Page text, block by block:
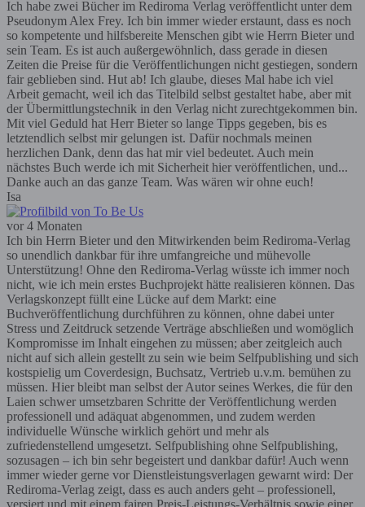
Ich habe zwei Bücher im Rediroma Verlag veröffentlicht unter dem
Pseudonym Alex Frey. Ich bin immer wieder erstaunt, dass es noch
so kompetente und hilfsbereite Menschen gibt wie Herrn Bieter und
sein Team. Es ist auch außergewöhnlich, dass gerade in diesen
Zeiten die Preise für die Veröffentlichungen nicht gestiegen, sondern
fair geblieben sind. Hut ab! Ich glaube, dieses Mal habe ich viel
Arbeit gemacht, weil ich das Titelbild selbst gestaltet habe, aber mit
der Übermittlungstechnik in den Verlag nicht zurechtgekommen bin.
Mit viel Geduld hat Herr Bieter so lange Tipps gegeben, bis es
letztendlich selbst mir gelungen ist. Dafür nochmals meinen
herzlichen Dank, denn das hat mir viel bedeutet. Auch mein
nächstes Buch werde ich mit Sicherheit hier veröffentlichen, und...
Danke auch an das ganze Team. Was wären wir ohne euch!
Isa
vor 4 Monaten
Ich bin Herrn Bieter und den Mitwirkenden beim Rediroma-Verlag
so unendlich dankbar für ihre umfangreiche und mühevolle
Unterstützung! Ohne den Rediroma-Verlag wüsste ich immer noch
nicht, wie ich mein erstes Buchprojekt hätte realisieren können. Das
Verlagskonzept füllt eine Lücke auf dem Markt: eine
Buchveröffentlichung durchführen zu können, ohne dabei unter
Stress und Zeitdruck setzende Verträge abschließen und womöglich
Kompromisse im Inhalt eingehen zu müssen; aber zeitgleich auch
nicht auf sich allein gestellt zu sein wie beim Selfpublishing und sich
kostspielig um Coverdesign, Buchsatz, Vertrieb u.v.m. bemühen zu
müssen. Hier bleibt man selbst der Autor seines Werkes, die für den
Laien schwer umsetzbaren Schritte der Veröffentlichung werden
professionell und adäquat abgenommen, und zudem werden
individuelle Wünsche wirklich gehört und mehr als
zufriedenstellend umgesetzt. Selfpublishing ohne Selfpublishing,
sozusagen – ich bin sehr begeistert und dankbar dafür! Auch wenn
immer wieder gerne vor Dienstleistungsverlagen gewarnt wird: Der
Rediroma-Verlag zeigt, dass es auch anders geht – professionell,